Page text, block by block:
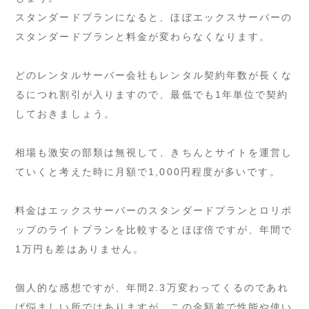
スタンダードプランになると、ほぼエックスサーバーの
スタンダードプランと料金が変わらなくなります。
どのレンタルサーバー会社もレンタル契約年数が長くな
るにつれ割引が入りますので、最低でも1年単位で契約
しておきましょう。
相場も激安の部類は無視して、きちんとサイトを運営し
ていくと考えた時に月額で1,000円程度が多いです。
料金はエックスサーバーのスタンダードプランとロリポ
ップのライトプランを比較するとほぼ倍ですが、年間で
1万円も差はありません。
個人的な感想ですが、年間2.3万変わってくるのであれ